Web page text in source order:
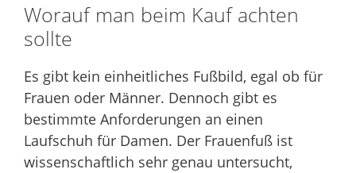
Worauf man beim Kauf achten
sollte
Es gibt kein einheitliches Fußbild, egal ob für
Frauen oder Männer. Dennoch gibt es
bestimmte Anforderungen an einen
Laufschuh für Damen. Der Frauenfuß ist
wissenschaftlich sehr genau untersucht,